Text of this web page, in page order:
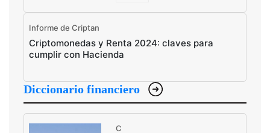
Informe de Criptan
Criptomonedas y Renta 2024: claves para
cumplir con Hacienda
Diccionario financiero
C